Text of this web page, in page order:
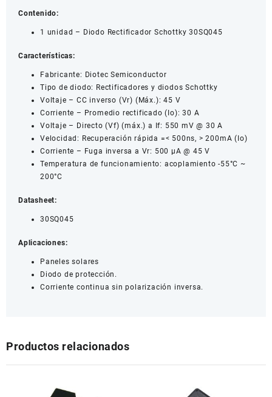
Contenido:
1 unidad – Diodo Rectificador Schottky 30SQ045
Características:
Fabricante: Diotec Semiconductor
Tipo de diodo: Rectificadores y diodos Schottky
Voltaje – CC inverso (Vr) (Máx.): 45 V
Corriente – Promedio rectificado (Io): 30 A
Voltaje – Directo (Vf) (máx.) a If: 550 mV @ 30 A
Velocidad: Recuperación rápida =< 500ns, > 200mA (Io)
Corriente – Fuga inversa a Vr: 500 µA @ 45 V
Temperatura de funcionamiento: acoplamiento -55°C ~
200°C
Datasheet:
30SQ045
Aplicaciones:
Paneles solares
Diodo de protección.
Corriente continua sin polarización inversa.
Productos relacionados